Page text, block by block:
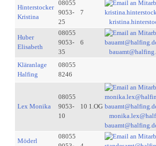
Hinterstocker
Kristina
08055
9053-
25
7
Huber
Elisabeth
08055
9053-
35
6
Kläranlage
Halfing
08055
8246
Lex Monika
08055
9053-
10
10 1.OG
Möderl
08055